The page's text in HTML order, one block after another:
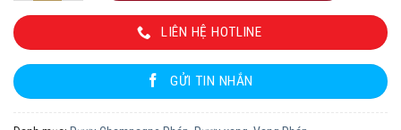
LIÊN HỆ HOTLINE
GỬI TIN NHẮN